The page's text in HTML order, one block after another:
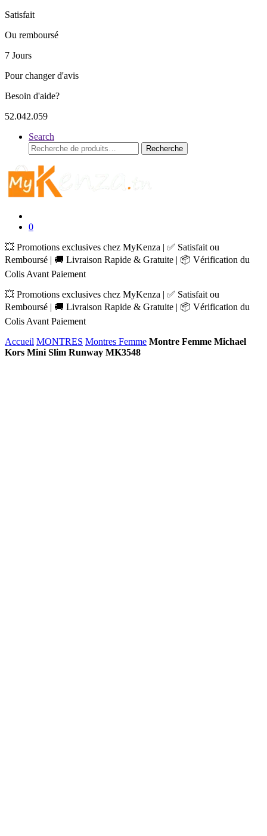
Satisfait
Ou remboursé
7 Jours
Pour changer d'avis
Besoin d'aide?
52.042.059
Search
Recherche
pour :
Recherche
0
💥 Promotions exclusives chez MyKenza | ✅ Satisfait ou
Remboursé | 🚚 Livraison Rapide & Gratuite | 📦 Vérification du
Colis Avant Paiement
💥 Promotions exclusives chez MyKenza | ✅ Satisfait ou
Remboursé | 🚚 Livraison Rapide & Gratuite | 📦 Vérification du
Colis Avant Paiement
Accueil MONTRES Montres Femme Montre Femme Michael
Kors Mini Slim Runway MK3548